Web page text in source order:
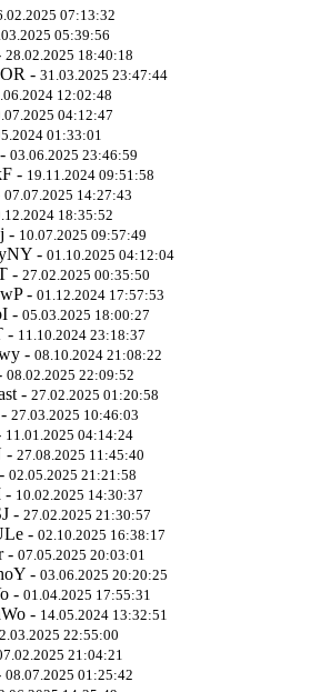
07:13:32
05:39:56
28.02.2025 18:40:18
- 31.03.2025 23:47:44
12:02:48
04:12:47
01:33:01
03.06.2025 23:46:59
- 19.11.2024 09:51:58
07.07.2025 14:27:43
18:35:52
- 10.07.2025 09:57:49
- 01.10.2025 04:12:04
- 27.02.2025 00:35:50
- 01.12.2024 17:57:53
- 05.03.2025 18:00:27
- 11.10.2024 23:18:37
- 08.10.2024 21:08:22
08.02.2025 22:09:52
- 27.02.2025 01:20:58
27.03.2025 10:46:03
11.01.2025 04:14:24
- 27.08.2025 11:45:40
02.05.2025 21:21:58
- 10.02.2025 14:30:37
- 27.02.2025 21:30:57
- 02.10.2025 16:38:17
- 07.05.2025 20:03:01
- 03.06.2025 20:20:25
- 01.04.2025 17:55:31
- 14.05.2024 13:32:51
22:55:00
21:04:21
08.07.2025 01:25:42